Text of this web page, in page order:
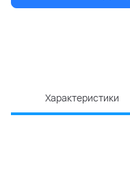
Характеристики